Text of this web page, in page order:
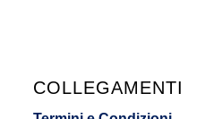
COLLEGAMENTI